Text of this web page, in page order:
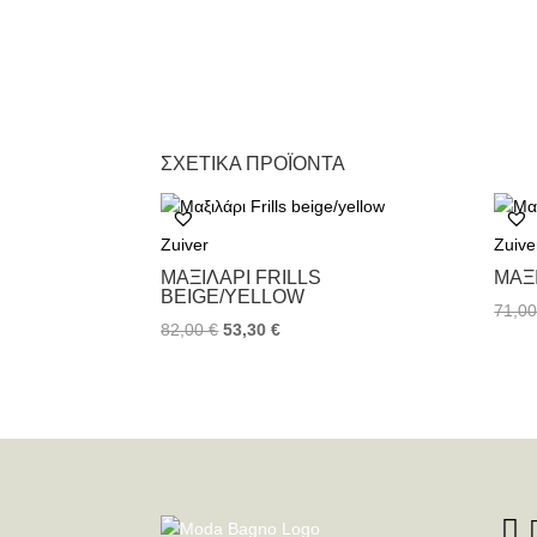
ΣΧΕΤΙΚΆ ΠΡΟΪΌΝΤΑ
Zuiver
ΜΑΞΙΛΆΡΙ FRILLS
BEIGE/YELLOW
82,00€ 53,30€